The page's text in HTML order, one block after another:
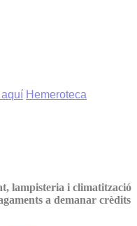
aquí Hemeroteca
lampisteria i climatització
a demanar crèdits